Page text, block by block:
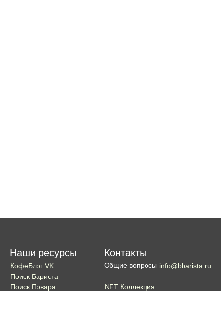
Наши ресурсы
КофеБлог VK
Поиск Бариста
Поиск Повара
Контакты
Общие вопросы info@bbarista.ru
NFT Коллекция